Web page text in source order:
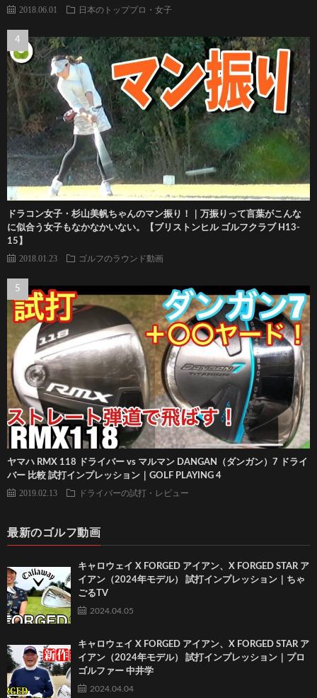
2018.06.01 日本のトッププロ・女子
ドラコン女子・杉山美帆ちゃんのマン振り！｜万振りって言葉がこんな
に似合う女子もなかなかいない。【ブリストンヒル ゴルフクラブ H13-
15】
2018.01.23 ゴルフのラウンド動画
ヤマハ RMX 118 ドライバー vs マルマン DANGAN（ダンガン）7 ドライ
バー 比較 試打インプレッション｜GOLF PLAYING 4
2019.02.13 ドライバーの試打・レビュー
最新のゴルフ動画
キャロウェイ X FORGED アイアン、X FORGED STAR ア
イアン（2024年モデル） 試打インプレッション｜ちゃ
ごるTV
2024.04.05
キャロウェイ X FORGED アイアン、X FORGED STAR ア
イアン（2024年モデル） 試打インプレッション｜プロ
ゴルファー 中井学
2024.04.04